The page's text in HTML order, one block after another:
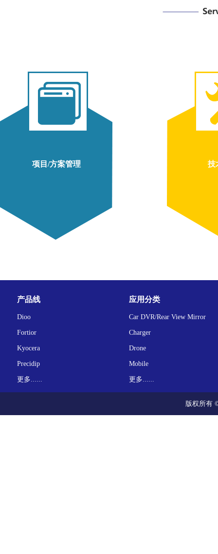
项目/方案管理 技
产品线
Dioo
Fortior
Kyocera
Precidip
更多......
应用分类
Car DVR/Rear View Mirror
Charger
Drone
Mobile
更多......
版权所有